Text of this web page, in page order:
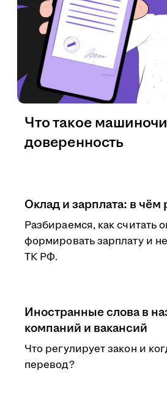
Оклад и зарплата: в чём
Разбираемся, как считать
формировать зарплату и
ТК РФ.
Иностранные слова в
компаний и вакансий
Что регулирует закон и
перевод?
Что такое
доверенность